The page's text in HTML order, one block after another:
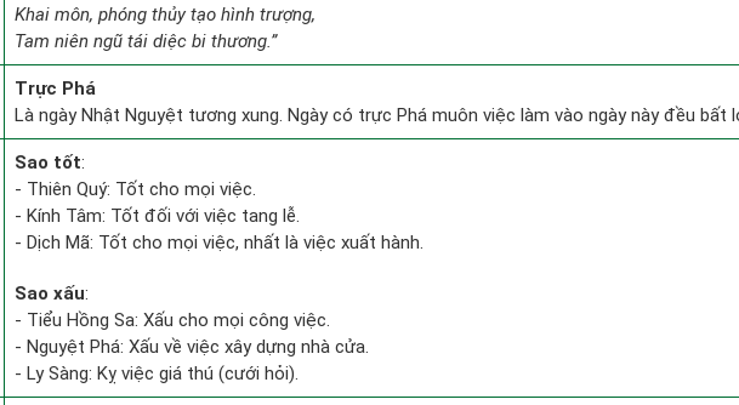
Khai môn, phóng thủy tạo hình trượng,
Tam niên ngũ tái diệc bi thương.”
Trực Phá
Là ngày Nhật Nguyệt tương xung. Ngày có trực Phá muôn việc làm vào ngày này đều bất
Sao tốt:
- Thiên Quý: Tốt cho mọi việc.
- Kính Tâm: Tốt đối với việc tang lễ.
- Dịch Mã: Tốt cho mọi việc, nhất là việc xuất hành.
Sao xấu:
- Tiểu Hồng Sa: Xấu cho mọi công việc.
- Nguyệt Phá: Xấu về việc xây dựng nhà cửa.
- Ly Sàng: Kỵ việc giá thú (cưới hỏi).